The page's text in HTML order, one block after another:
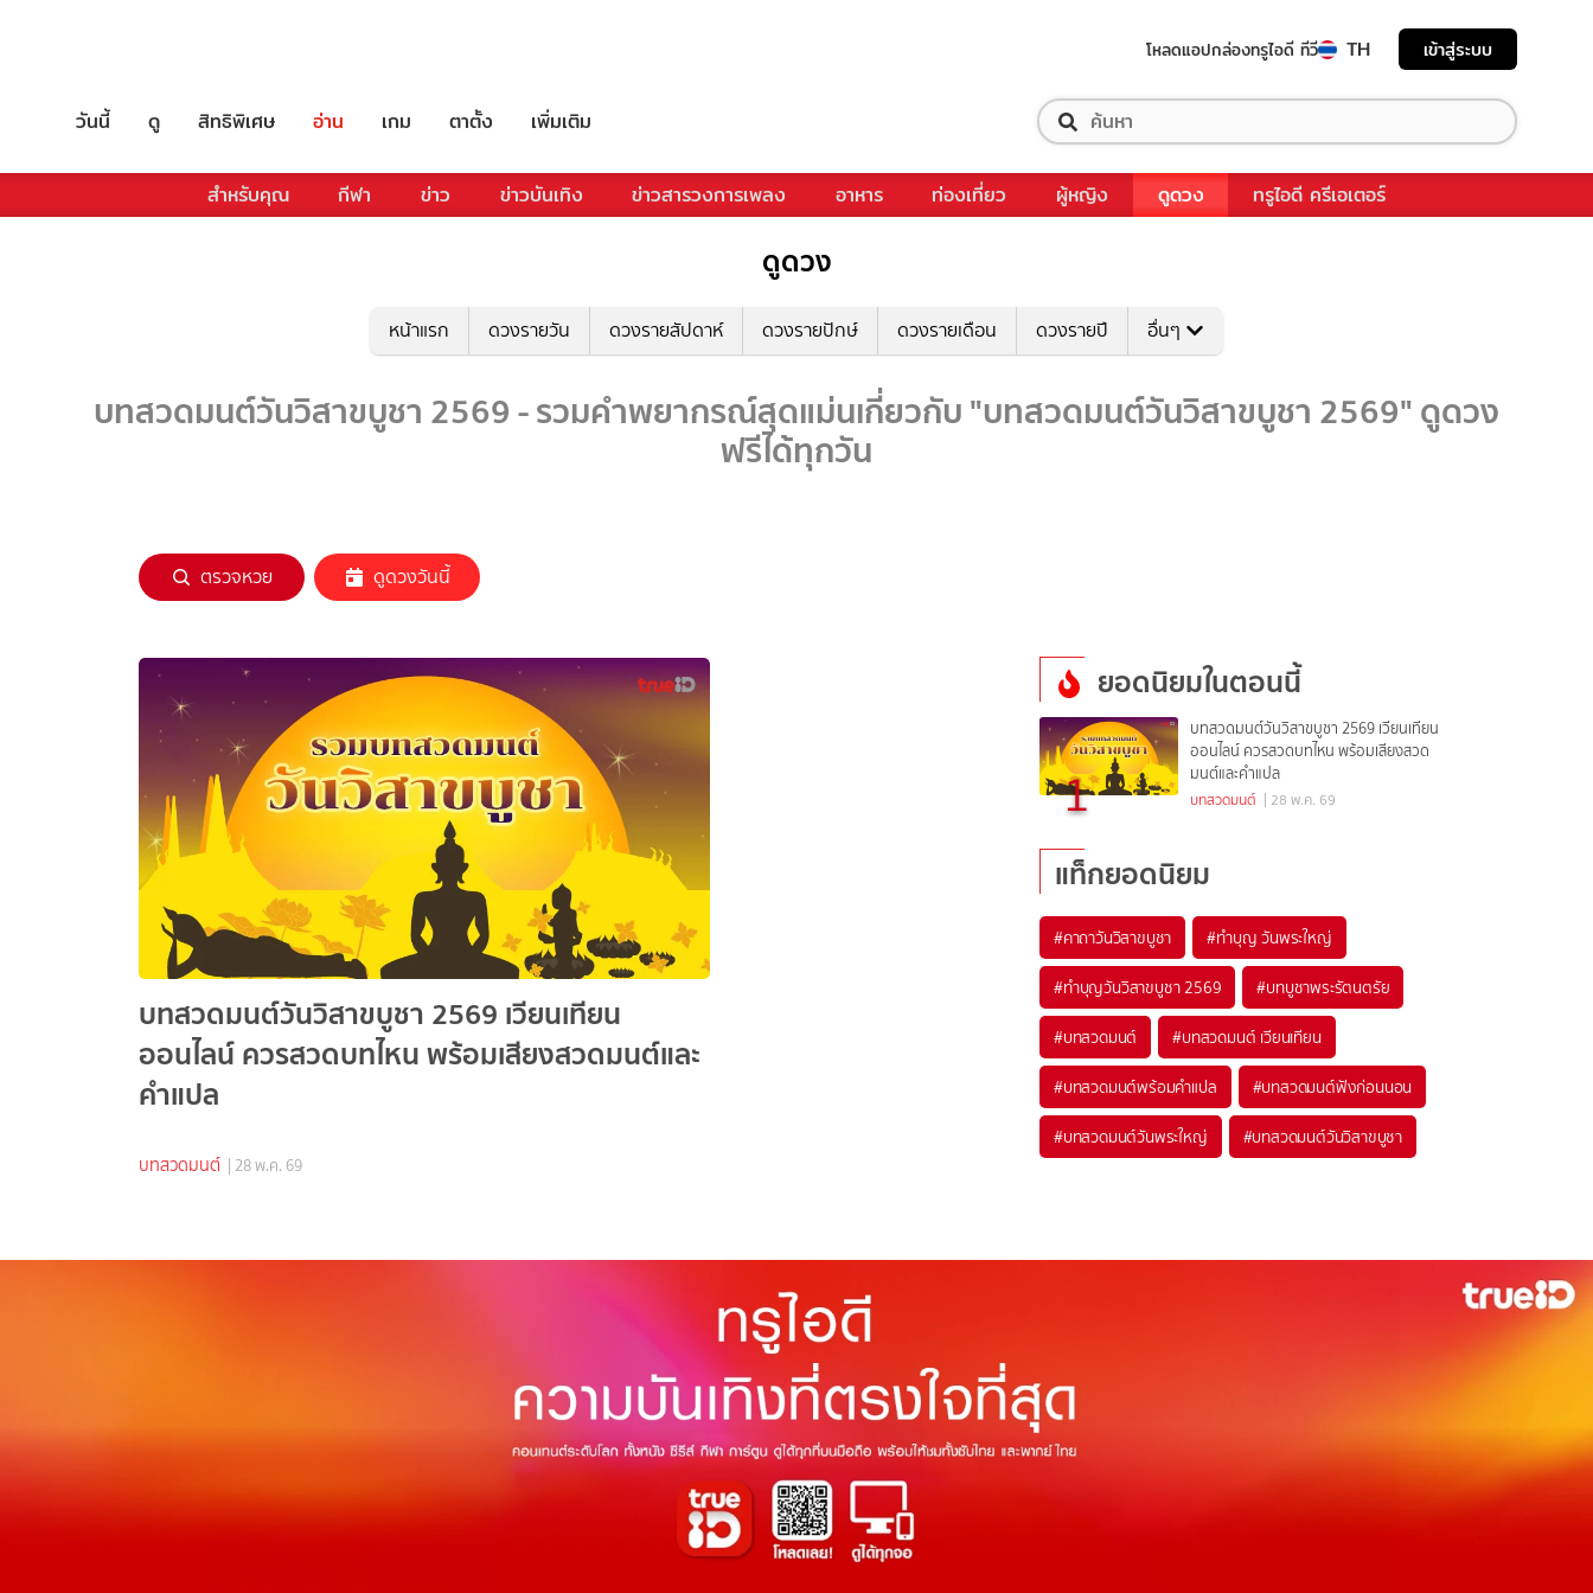
โหลดแอปกล่องทรูไอดี ทีวี TH เข้าสู่ระบบ
วันนี้ ดู สิทธิพิเศษ อ่าน เกม ตาตั้ง เพิ่มเติม
สำหรับคุณ กีฬา ข่าว ข่าวบันเทิง ข่าวสารวงการเพลง อาหาร ท่องเที่ยว ผู้หญิง ดูดวง ทรูไอดี ครีเอเตอร์
ดูดวง
หน้าแรก ดวงรายวัน ดวงรายสัปดาห์ ดวงรายปักษ์ ดวงรายเดือน ดวงรายปี อื่นๆ
บทสวดมนต์วันวิสาขบูชา 2569 - รวมคำพยากรณ์สุดแม่นเกี่ยวกับ "บทสวดมนต์วันวิสาขบูชา 2569" ดูดวง
ฟรีได้ทุกวัน
ตรวจหวย ดูดวงวันนี้
บทสวดมนต์วันวิสาขบูชา 2569 เวียนเทียน
ออนไลน์ ควรสวดบทไหน พร้อมเสียงสวดมนต์และ
คำแปล
บทสวดมนต์ | 28 พ.ค. 69
ยอดนิยมในตอนนี้
1
บทสวดมนต์วันวิสาขบูชา 2569 เวียนเทียน
ออนไลน์ ควรสวดบทไหน พร้อมเสียงสวด
มนต์และคำแปล
บทสวดมนต์ | 28 พ.ค. 69
แท็กยอดนิยม
#คาถาวันวิสาขบูชา #ทำบุญ วันพระใหญ่
#ทำบุญวันวิสาขบูชา 2569 #บทบูชาพระรัตนตรัย
#บทสวดมนต์ #บทสวดมนต์ เวียนเทียน
#บทสวดมนต์พร้อมคำแปล #บทสวดมนต์ฟังก่อนนอน
#บทสวดมนต์วันพระใหญ่ #บทสวดมนต์วันวิสาขบูชา